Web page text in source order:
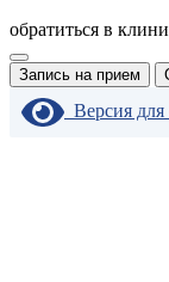
обратиться в
Запись на прием
Версия